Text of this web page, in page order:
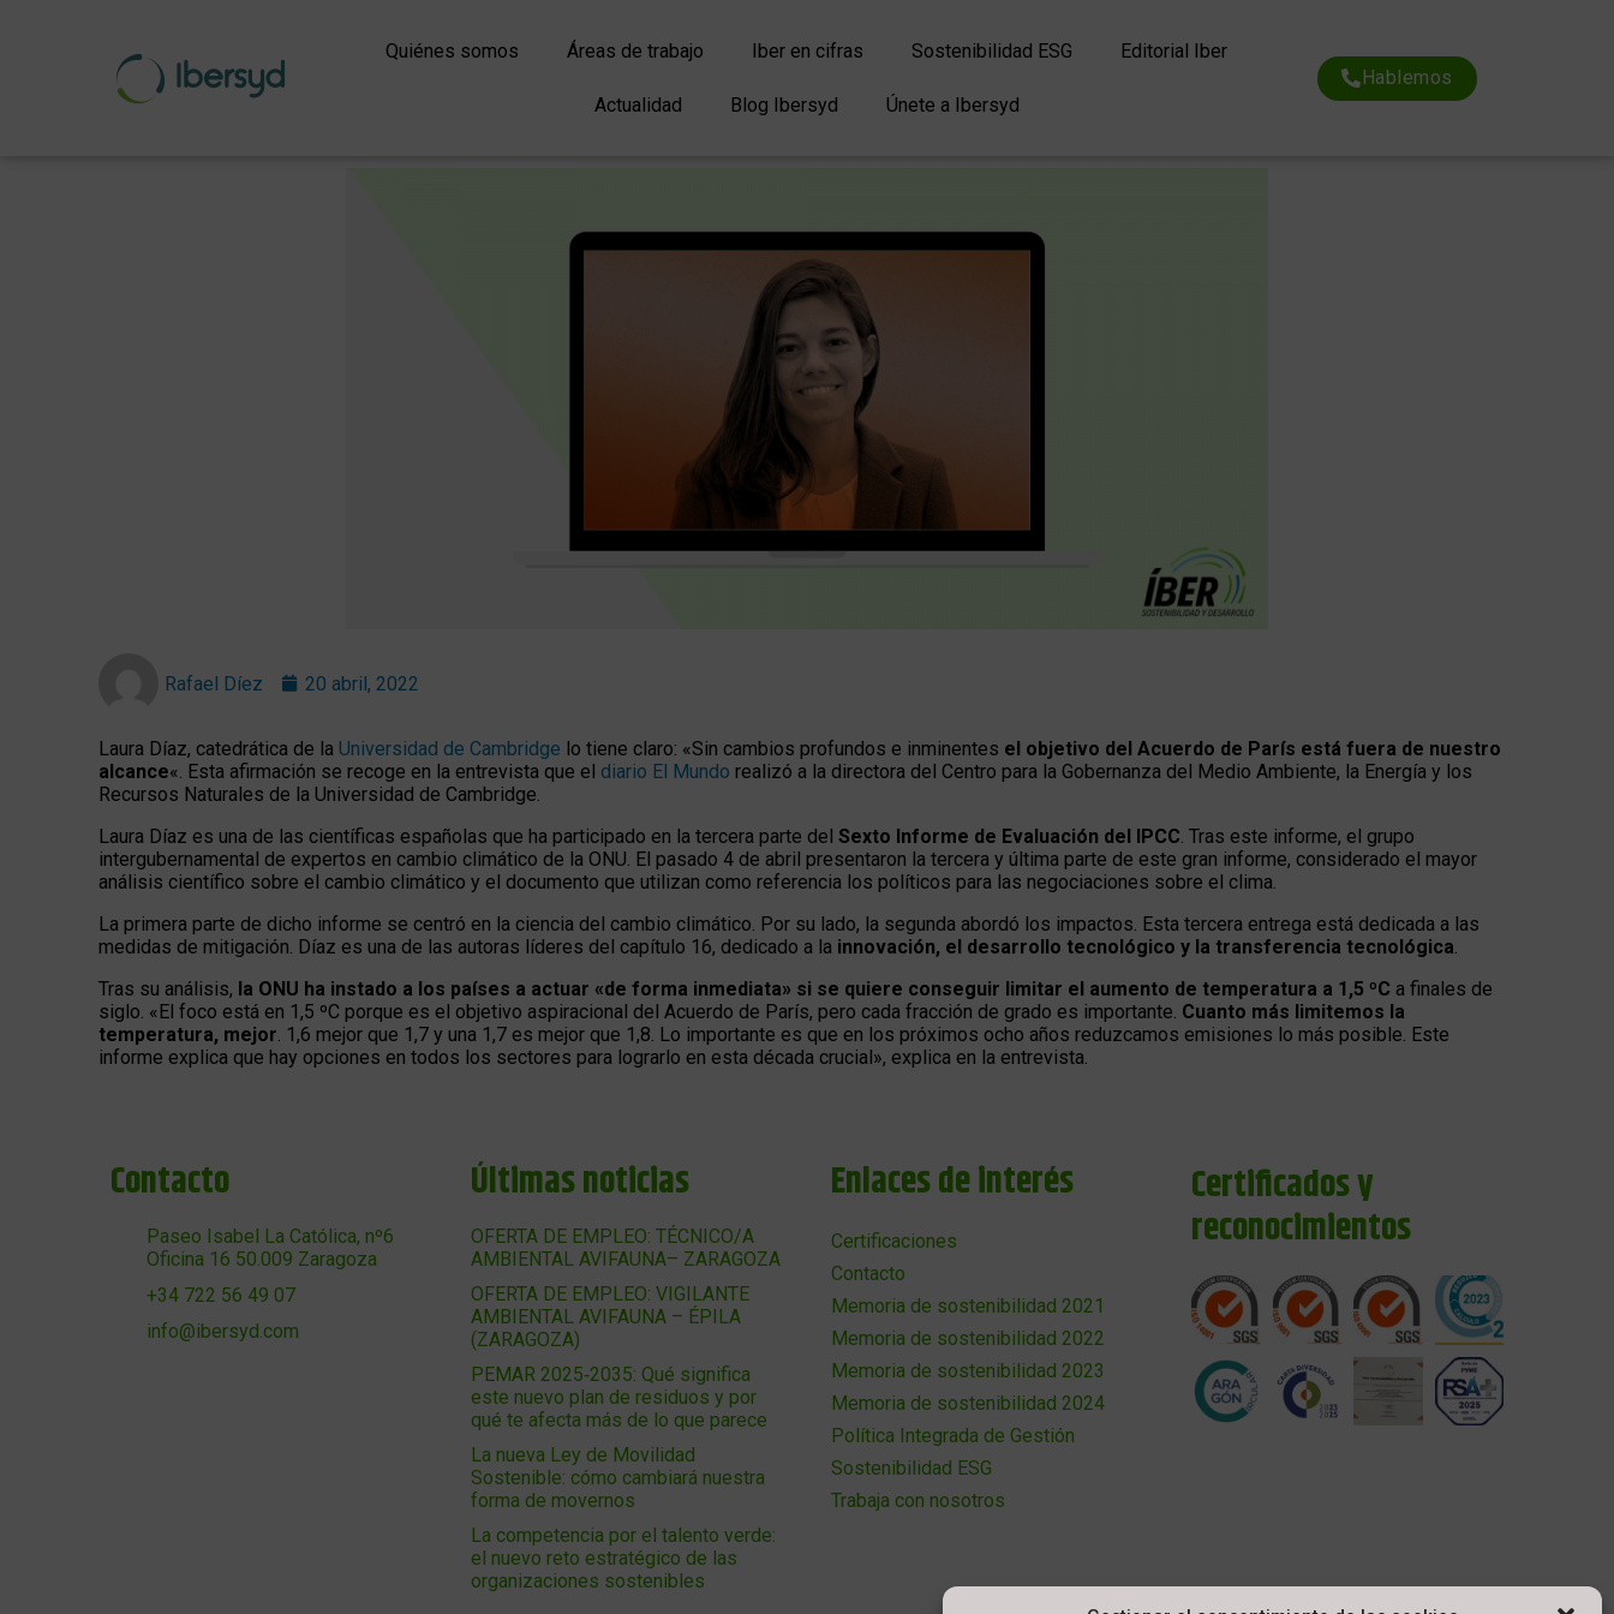
Quiénes somos Áreas de trabajo Iber en cifras Sostenibilidad ESG Editorial Iber
Actualidad Blog Ibersyd Únete a Ibersyd
Hablemos
Rafael Díez 20 abril, 2022
Laura Díaz, catedrática de la Universidad de Cambridge lo tiene claro: «Sin cambios profundos e inminentes el objetivo del Acuerdo de París está fuera de nuestro
alcance«. Esta afirmación se recoge en la entrevista que el diario El Mundo realizó a la directora del Centro para la Gobernanza del Medio Ambiente, la Energía y los
Recursos Naturales de la Universidad de Cambridge.
Laura Díaz es una de las científicas españolas que ha participado en la tercera parte del Sexto Informe de Evaluación del IPCC. Tras este informe, el grupo
intergubernamental de expertos en cambio climático de la ONU. El pasado 4 de abril presentaron la tercera y última parte de este gran informe, considerado el mayor
análisis científico sobre el cambio climático y el documento que utilizan como referencia los políticos para las negociaciones sobre el clima.
La primera parte de dicho informe se centró en la ciencia del cambio climático. Por su lado, la segunda abordó los impactos. Esta tercera entrega está dedicada a las
medidas de mitigación. Díaz es una de las autoras líderes del capítulo 16, dedicado a la innovación, el desarrollo tecnológico y la transferencia tecnológica.
Tras su análisis, la ONU ha instado a los países a actuar «de forma inmediata» si se quiere conseguir limitar el aumento de temperatura a 1,5 ºC a finales de
siglo. «El foco está en 1,5 ºC porque es el objetivo aspiracional del Acuerdo de París, pero cada fracción de grado es importante. Cuanto más limitemos la
temperatura, mejor. 1,6 mejor que 1,7 y una 1,7 es mejor que 1,8. Lo importante es que en los próximos ocho años reduzcamos emisiones lo más posible. Este
informe explica que hay opciones en todos los sectores para lograrlo en esta década crucial», explica en la entrevista.
Contacto
Paseo Isabel La Católica, nº6
Oficina 16 50.009 Zaragoza
+34 722 56 49 07
info@ibersyd.com
Últimas noticias
OFERTA DE EMPLEO: TÉCNICO/A
AMBIENTAL AVIFAUNA– ZARAGOZA
OFERTA DE EMPLEO: VIGILANTE
AMBIENTAL AVIFAUNA – ÉPILA
(ZARAGOZA)
PEMAR 2025‑2035: Qué significa
este nuevo plan de residuos y por
qué te afecta más de lo que parece
La nueva Ley de Movilidad
Sostenible: cómo cambiará nuestra
forma de movernos
La competencia por el talento verde:
el nuevo reto estratégico de las
organizaciones sostenibles
Enlaces de interés
Certificaciones
Contacto
Memoria de sostenibilidad 2021
Memoria de sostenibilidad 2022
Memoria de sostenibilidad 2023
Memoria de sostenibilidad 2024
Política Integrada de Gestión
Sostenibilidad ESG
Trabaja con nosotros
Certificados y
reconocimientos